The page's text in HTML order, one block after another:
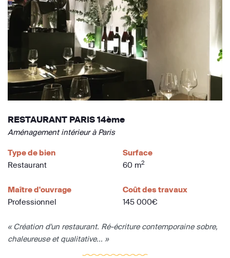
RESTAURANT PARIS 14ème
Aménagement intérieur à Paris
Type de bien
Restaurant
Surface
60 m2
Maître d'ouvrage
Professionnel
Coût des travaux
145 000€
« Création d'un restaurant. Ré-écriture contemporaine sobre,
chaleureuse et qualitative... »